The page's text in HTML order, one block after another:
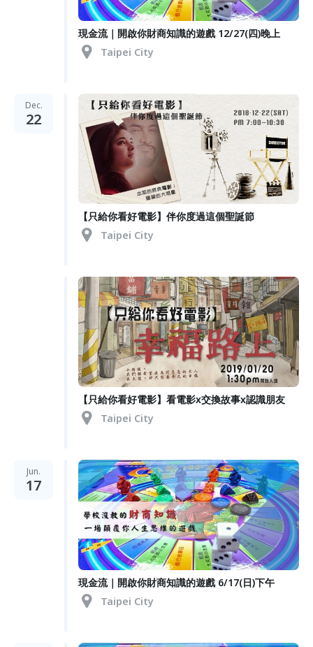
現金流｜開啟你財商知識的遊戲 12/27(四)晚上
Taipei City
Dec.
22
【只給你看好電影】伴你度過這個聖誕節
Taipei City
【只給你看好電影】看電影x交換故事x認識朋友
Taipei City
Jun.
17
現金流｜開啟你財商知識的遊戲 6/17(日)下午
Taipei City